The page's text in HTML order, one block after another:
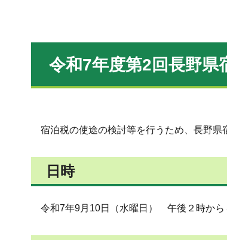
令和7年度第2回長野県
宿泊税の使途の検討等を行うため、長野県
日時
令和7年9月10日（水曜日） 午後２時から